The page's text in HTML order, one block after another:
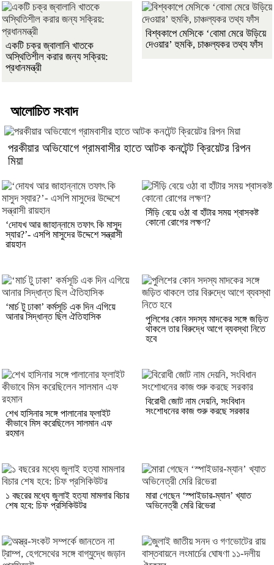
একটি চক্র জ্বালানি খাতকে
অস্থিতিশীল করার জন্য সক্রিয়:
প্রধানমন্ত্রী
বিশ্বকাপে মেসিকে ‘বোমা মেরে উড়িয়ে
দেওয়ার’ হুমকি, চাঞ্চল্যকর তথ্য ফাঁস
আলোচিত সংবাদ
পরকীয়ার অভিযোগে গ্রামবাসীর হাতে আটক কনটেন্ট ক্রিয়েটর রিপন
মিয়া
‘দোযখ আর জাহান্নামে তফাৎ কি মাসুদ
স্যার?’- এসপি মাসুদের উদ্দেশে সন্ত্রাসী
রায়হান
সিঁড়ি বেয়ে ওঠা বা হাঁটার সময় শ্বাসকষ্ট
কোনো রোগের লক্ষণ?
‘মার্চ টু ঢাকা’ কর্মসূচি এক দিন এগিয়ে
আনার সিদ্ধান্ত ছিল ঐতিহাসিক
পুলিশের কোন সদস্য মাদকের সঙ্গে জড়িত
থাকলে তার বিরুদ্ধে আগে ব্যবস্থা নিতে
হবে
শেখ হাসিনার সঙ্গে পালানোর ফ্লাইট
কীভাবে মিস করেছিলেন সালমান এফ
রহমান
বিরোধী জোট নাম দেয়নি, সংবিধান
সংশোধনের কাজ শুরু করছে সরকার
১ বছরের মধ্যে জুলাই হত্যা মামলার বিচার
শেষ হবে: চিফ প্রসিকিউটর
মারা গেছেন ‘স্পাইডার-ম্যান’ খ্যাত
অভিনেত্রী মেরি রিভেরা